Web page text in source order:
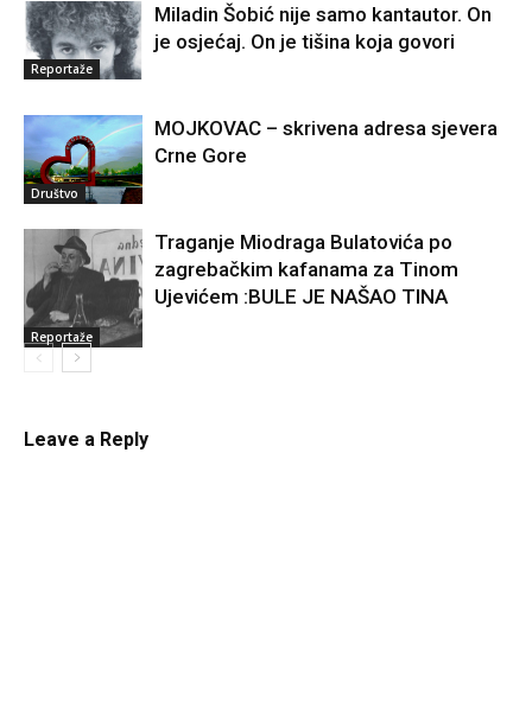
Reportaže
Miladin Šobić nije samo kantautor. On
je osjećaj. On je tišina koja govori
Društvo
MOJKOVAC – skrivena adresa sjevera
Crne Gore
Reportaže
Traganje Miodraga Bulatovića po
zagrebačkim kafanama za Tinom
Ujevićem :BULE JE NAŠAO TINA
Leave a Reply